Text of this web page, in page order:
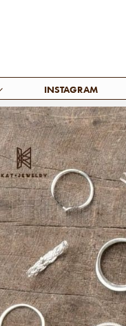
INSTAGRAM